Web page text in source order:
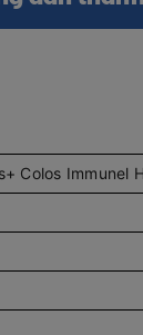
Colos Immunel